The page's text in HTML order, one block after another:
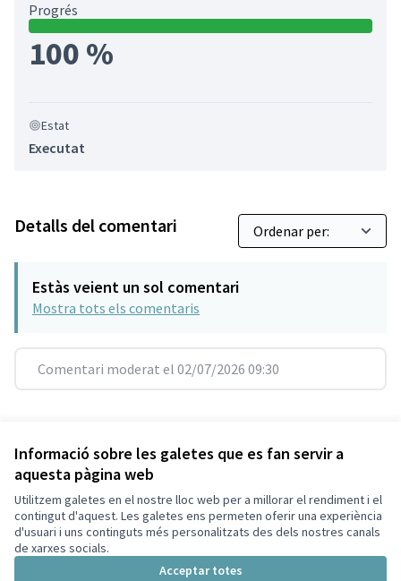
Informació sobre les galetes que es fan servir a
aquesta pàgina web
Utilitzem galetes en el nostre lloc web per a millorar el rendiment i el
contingut d'aquest. Les galetes ens permeten oferir una experiència
d'usuari i uns continguts més personalitzats des dels nostres canals
de xarxes socials.
Acceptar totes
Progrés
100 %
Estat
Executat
Detalls del comentari
Estàs veient un sol comentari
Mostra tots els comentaris
Comentari moderat el 02/07/2026 09:30
Versió 7(de 7) veure altres versions
Termes i condicions d'ús
Configuració de les galetes
Decidim Sant Cugat a X
(Enllaç extern)
Decidim Sant Cugat a Facebook
Decidim Sant Cugat a Instagram
Decidim Sant Cugat a GitHub
(Enllaç extern)